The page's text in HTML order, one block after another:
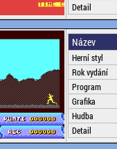
Detail
Název
Herní styl
Rok vydání
Program
Grafika
Hudba
Detail